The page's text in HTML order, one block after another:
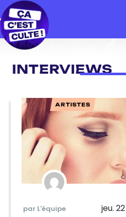
INTERVIEWS
ARTISTES
par L'équipe jeu.